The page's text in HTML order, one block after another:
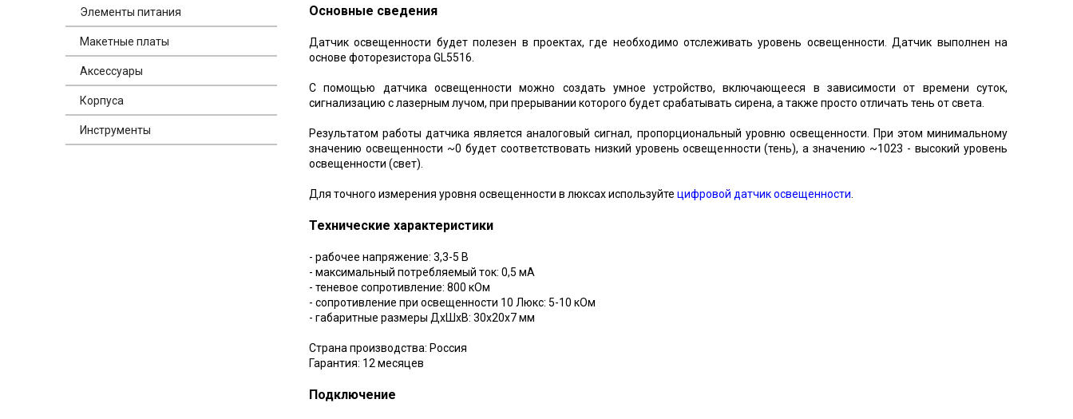
Основные сведения
Датчик освещенности будет полезен в проектах, где необходимо отслеживать уровень освещенности. Датчик выполнен на
основе фоторезистора GL5516.
С помощью датчика освещенности можно создать умное устройство, включающееся в зависимости от времени суток,
сигнализацию с лазерным лучом, при прерывании которого будет срабатывать сирена, а также просто отличать тень от света.
Результатом работы датчика является аналоговый сигнал, пропорциональный уровню освещенности. При этом минимальному
значению освещенности ~0 будет соответствовать низкий уровень освещенности (тень), а значению ~1023 - высокий уровень
освещенности (свет).
Для точного измерения уровня освещенности в люксах используйте цифровой датчик освещенности
Технические характеристики
- рабочее напряжение: 3,3-5 В
- максимальный потребляемый ток: 0,5 мА
- теневое сопротивление: 800 кОм
- сопротивление при освещенности 10 Люкс: 5-10 кОм
- габаритные размеры ДхШхВ: 30х20х7 мм
Страна производства: Россия
Гарантия: 12 месяцев
Подключение
Элементы питания
Макетные платы
Аксессуары
Корпуса
Инструменты